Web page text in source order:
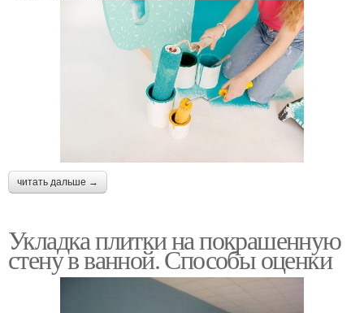
читать дальше →
Укладка плитки на покрашенную
стену в ванной. Способы оценки